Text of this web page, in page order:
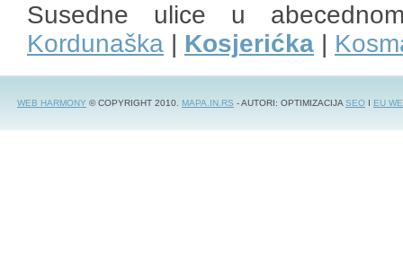
Susedne ulice u
Kordunaška | Kosjerićka |
WEB HARMONY © COPYRIGHT 2010. MAPA.IN.RS - AUTORI: OPTIMIZACIJASEO I EU